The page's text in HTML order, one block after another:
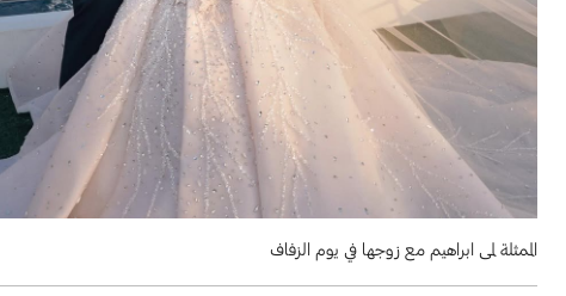
الممثلة لمى ابراهيم مع زوجها في يوم الزفاف